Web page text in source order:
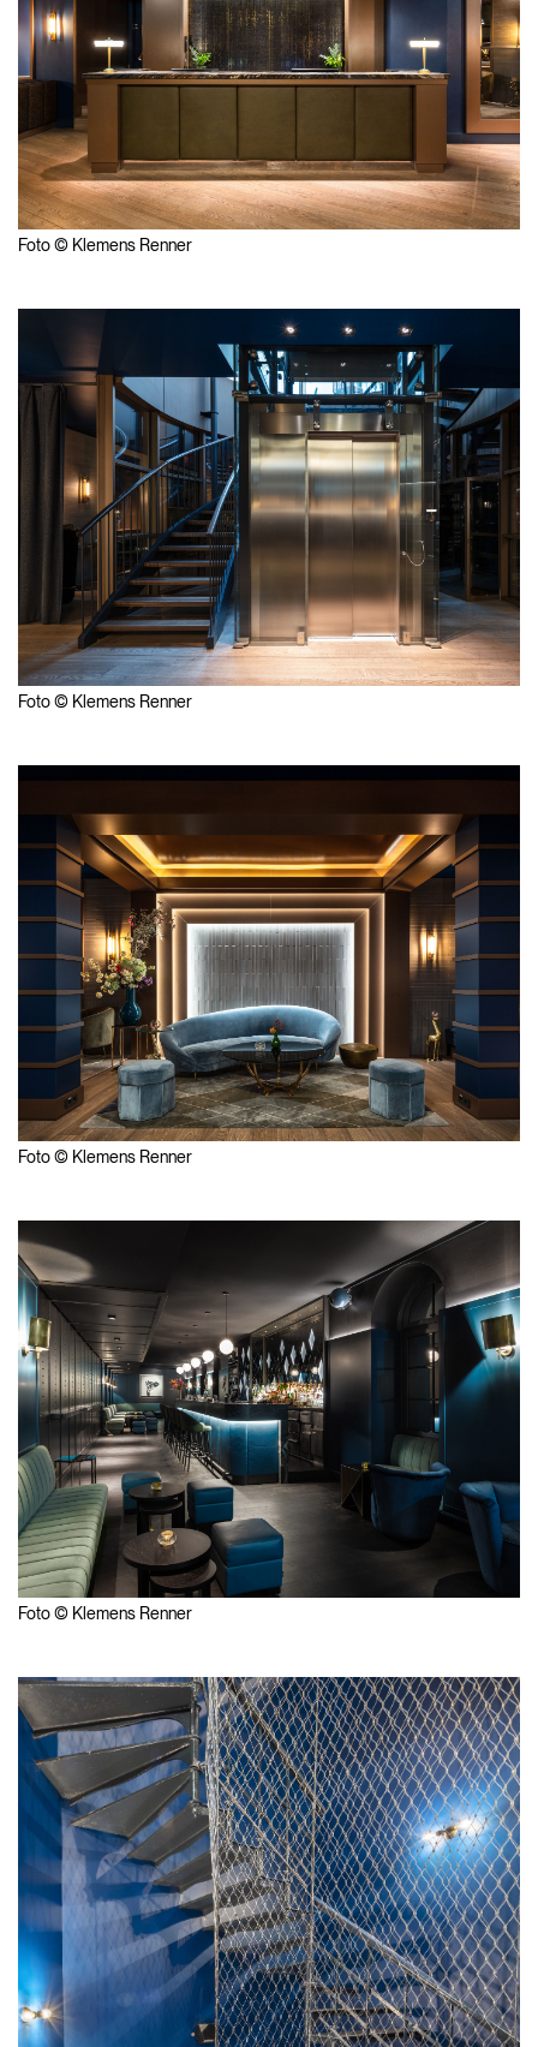
Foto © Klemens Renner
Foto © Klemens Renner
Foto © Klemens Renner
Foto © Klemens Renner